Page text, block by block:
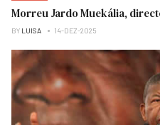
Morreu Jardo Muekália,
BY LUISA 14-DEZ-2025